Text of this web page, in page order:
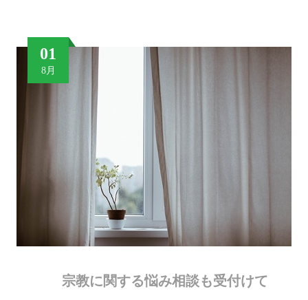
01
8月
宗教に関する悩み相談も受付けて